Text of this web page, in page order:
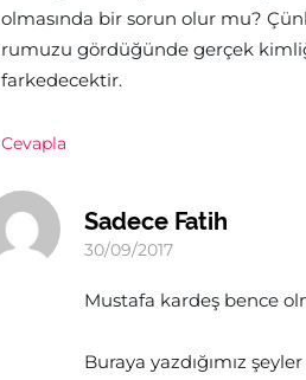
olmasında bir sorun olur mu?
rumuzu gördüğünde gerçek
farkedecektir.
Cevapla
Sadece Fatih
30/09/2017
Mustafa kardeş bence
Buraya yazdığımız